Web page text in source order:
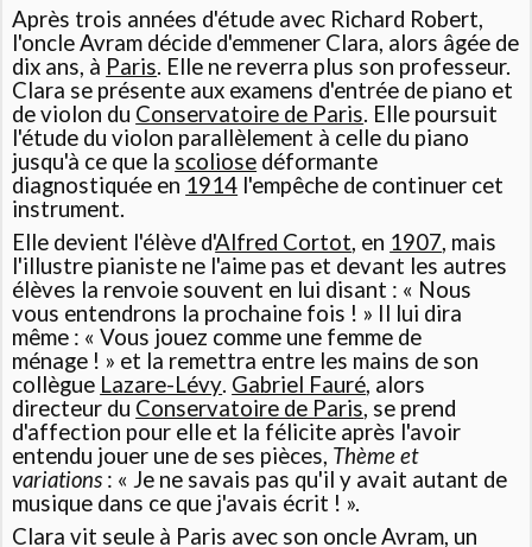
Après trois années d'étude avec Richard Robert,
l'oncle Avram décide d'emmener Clara, alors âgée de
dix ans, à Paris. Elle ne reverra plus son professeur.
Clara se présente aux examens d'entrée de piano et
de violon du Conservatoire de Paris. Elle poursuit
l'étude du violon parallèlement à celle du piano
jusqu'à ce que la scoliose déformante
diagnostiquée en 1914 l'empêche de continuer cet
instrument.
Elle devient l'élève d'Alfred Cortot, en 1907, mais
l'illustre pianiste ne l'aime pas et devant les autres
élèves la renvoie souvent en lui disant : « Nous
vous entendrons la prochaine fois ! » Il lui dira
même : « Vous jouez comme une femme de
ménage ! » et la remettra entre les mains de son
collègue Lazare-Lévy. Gabriel Fauré, alors
directeur du Conservatoire de Paris, se prend
d'affection pour elle et la félicite après l'avoir
entendu jouer une de ses pièces, Thème et
variations : « Je ne savais pas qu'il y avait autant de
musique dans ce que j'avais écrit ! ».
Clara vit seule à Paris avec son oncle Avram, un